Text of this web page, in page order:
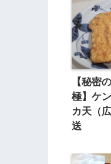
【秘密
極】ケ
カ天（
送